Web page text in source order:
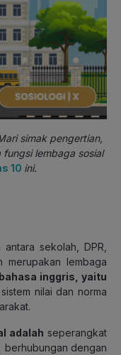
simak pengertian,
lembaga sosial
10 ini.
sekolah, DPR,
merupakan lembaga
inggris, yaitu
nilai dan norma
adalah seperangkat
berhubungan dengan